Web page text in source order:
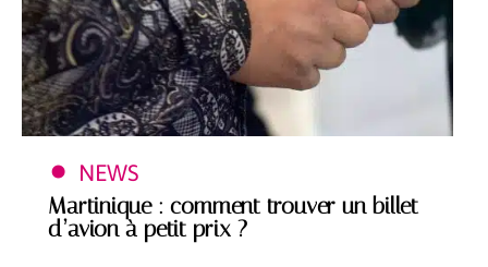
NEWS
Martinique : comment trouver un billet
d’avion à petit prix ?